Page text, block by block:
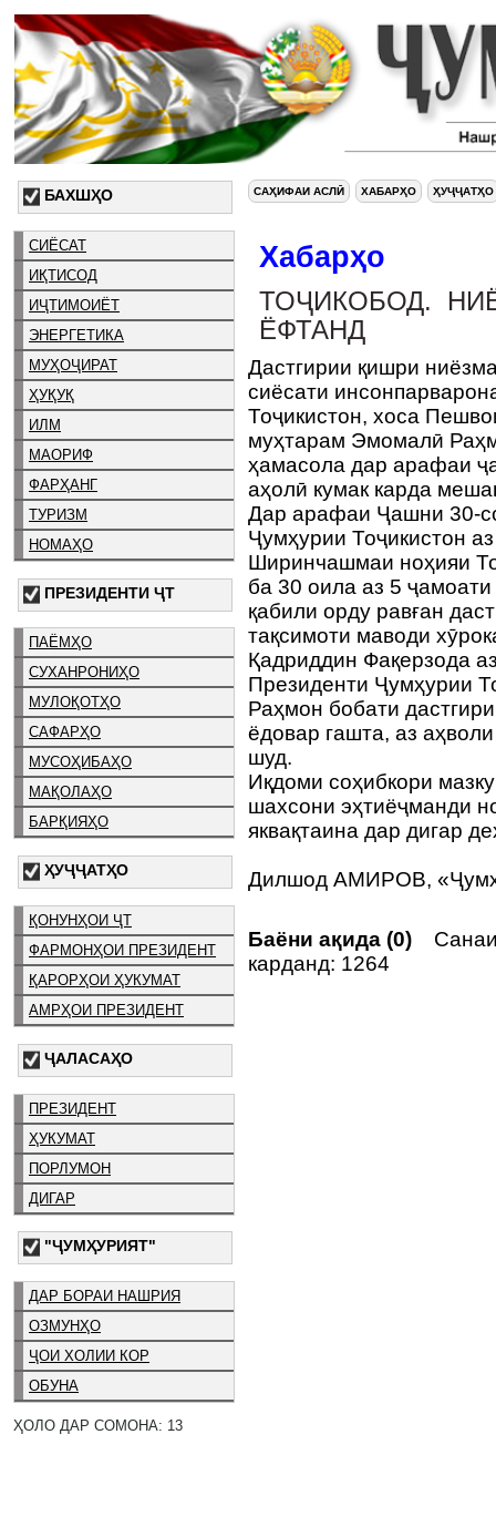
БАХШҲО
СИЁСАТ
ИҚТИСОД
ИҶТИМОИЁТ
ЭНЕРГЕТИКА
МУҲОҶИРАТ
ҲУҚУҚ
ИЛМ
МАОРИФ
ФАРҲАНГ
ТУРИЗМ
НОМАҲО
ПРЕЗИДЕНТИ ҶТ
ПАЁМҲО
СУХАНРОНИҲО
МУЛОҚОТҲО
САФАРҲО
МУСОҲИБАҲО
МАҚОЛАҲО
БАРҚИЯҲО
ҲУҶҶАТҲО
ҚОНУНҲОИ ҶТ
ФАРМОНҲОИ ПРЕЗИДЕНТ
ҚАРОРҲОИ ҲУКУМАТ
АМРҲОИ ПРЕЗИДЕНТ
ҶАЛАСАҲО
ПРЕЗИДЕНТ
ҲУКУМАТ
ПОРЛУМОН
ДИГАР
"ҶУМҲУРИЯТ"
ДАР БОРАИ НАШРИЯ
ОЗМУНҲО
ҶОИ ХОЛИИ КОР
ОБУНА
ҲОЛО ДАР СОМОНА: 13
САҲИФАИ АСЛӢ ХАБАРҲО ҲУҶҶАТҲО
Хабарҳо
ТОҶИКОБОД.
ЁФТАНД
Дастгирии қишри
сиёсати
Тоҷикистон, хоса
муҳтарам Эмомалӣ
ҳамасола дар арафаи
аҳолӣ кумак карда
Дар арафаи Ҷашни 30-
Ҷумҳурии Тоҷикистон
Ширинчашмаи ноҳияи
ба 30 оила аз 5 ҷамоати
қабили орду равған
тақсимоти маводи
Қадриддин Фақерзода
Президенти Ҷумҳурии
Раҳмон бобати
ёдовар гашта, аз
шуд.
Иқдоми соҳибкори
шахсони эҳтиёҷманди
яквақтаина дар дигар
Дилшод АМИРОВ,
Баёни ақида (0)
карданд: 1264